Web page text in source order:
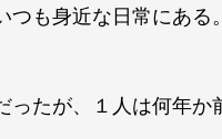
も身近な日常にある。
ったが、１人は何年